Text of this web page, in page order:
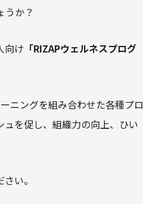
うか？
向け 「RIZAPウェルネスプログ
ニングを組み合わせた各種プロ
を促し、組織力の向上、ひい
い。